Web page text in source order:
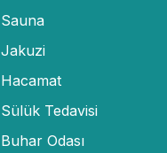
Sauna
Jakuzi
Hacamat
Sülük Tedavisi
Buhar Odası